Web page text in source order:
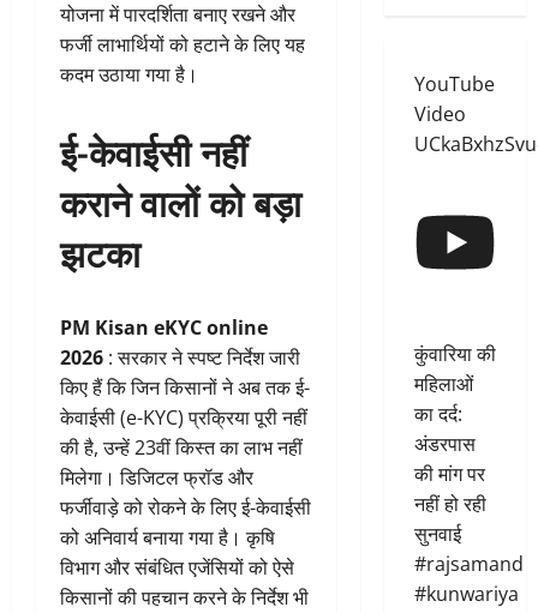
योजना में पारदर्शिता बनाए रखने और
फर्जी लाभार्थियों को हटाने के लिए यह
कदम उठाया गया है।
ई-केवाईसी नहीं
कराने वालों को बड़ा
झटका
PM Kisan eKYC online
2026 : सरकार ने स्पष्ट निर्देश जारी
किए हैं कि जिन किसानों ने अब तक ई-
केवाईसी (e-KYC) प्रक्रिया पूरी नहीं
की है, उन्हें 23वीं किस्त का लाभ नहीं
मिलेगा। डिजिटल फ्रॉड और
फर्जीवाड़े को रोकने के लिए ई-केवाईसी
को अनिवार्य बनाया गया है। कृषि
विभाग और संबंधित एजेंसियों को ऐसे
किसानों की पहचान करने के निर्देश भी
YouTube
Video
कुंवारिया की
महिलाओं
का दर्द:
अंडरपास
की मांग पर
नहीं हो रही
सुनवाई
#rajsamand
#kunwariya